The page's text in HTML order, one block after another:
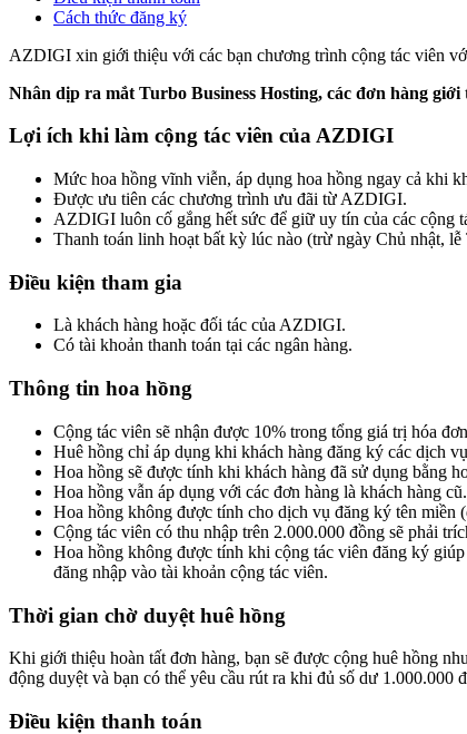
Cách thức đăng ký
AZDIGI xin giới thiệu với các bạn chương trình cộng tác viên
Nhân dịp ra mắt Turbo Business Hosting, các đơn hàng
Lợi ích khi làm cộng tác viên của AZDIGI
Mức hoa hồng vĩnh viễn, áp dụng hoa hồng ngay cả khi
Được ưu tiên các chương trình ưu đãi từ AZDIGI.
AZDIGI luôn cố gắng hết sức để giữ uy tín của các cộng
Thanh toán linh hoạt bất kỳ lúc nào (trừ ngày Chủ nhật, lễ
Điều kiện tham gia
Là khách hàng hoặc đối tác của AZDIGI.
Có tài khoản thanh toán tại các ngân hàng.
Thông tin hoa hồng
Cộng tác viên sẽ nhận được 10% trong tổng giá trị hóa
Huê hồng chỉ áp dụng khi khách hàng đăng ký các dịch
Hoa hồng sẽ được tính khi khách hàng đã sử dụng bằng
Hoa hồng vẫn áp dụng với các đơn hàng là khách hàng
Hoa hồng không được tính cho dịch vụ đăng ký tên miền
Cộng tác viên có thu nhập trên 2.000.000 đồng sẽ phải
Hoa hồng không được tính khi cộng tác viên đăng ký
đăng nhập vào tài khoản cộng tác viên.
Thời gian chờ duyệt huê hồng
Khi giới thiệu hoàn tất đơn hàng, bạn sẽ được cộng huê hồng
động duyệt và bạn có thể yêu cầu rút ra khi đủ số dư 1.000.000
Điều kiện thanh toán